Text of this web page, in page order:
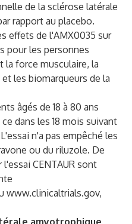
de la sclérose latérale
rapport au placebo.
effets de l'AMX0035 sur
pour les personnes
la force musculaire, la
les biomarqueurs de la
âgés de 18 à 80 ans
dans les 18 mois suivant
n'a pas empêché les
ou du riluzole. De
CENTAUR sont
www.clinicaltrials.gov,
amyotrophique